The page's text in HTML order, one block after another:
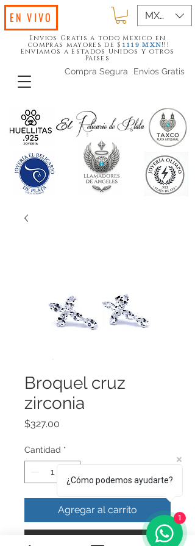
Envios Gratis
Compra Segura
Envios Gratis a todo Mexico en
compras mayores de $ 1119 MXN!!!
Enviamos a Estados Unidos y otros
Paises
MXN ($)
EN VIVO
Broquel cruz
zirconia
$327.00
Cantidad *
Agregar al carrito
¿Cómo podemos ayudarte?
1